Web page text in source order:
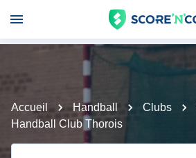
Accueil Handball Clubs
Handball Club Thorois